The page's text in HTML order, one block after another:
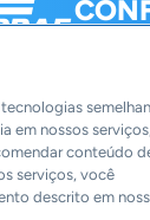
em nossos
conteúdo
serviços, você
descrito em